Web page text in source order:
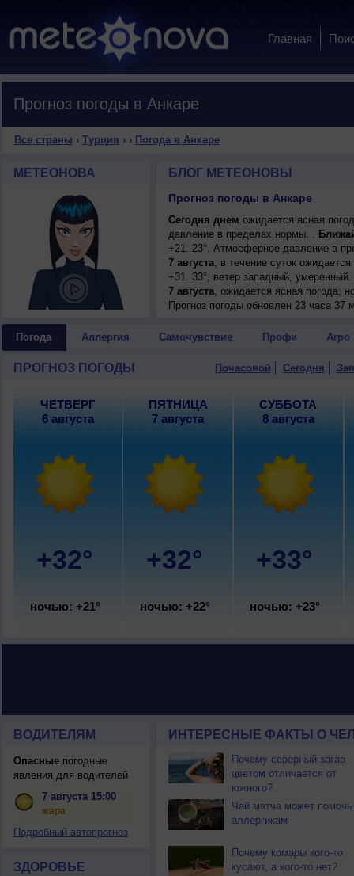
Главная
Прогноз погоды в Анкаре
Все страны › Турция › › Погода в Анкаре
МЕТЕОНОВА БЛОГ МЕТЕОНОВЫ
Прогноз погоды в Анкаре
Сегодня днем ожидается ясная
давление в пределах нормы. .
+21..23°. Атмосферное давление в
7 августа, в течение суток
+31..33°, ветер западный, умеренный.
7 августа, ожидается ясная погода;
западный, умеренный.
+32..34°, ветер западный, умеренный.
восточный, умеренный.
Прогноз погоды обновлен 23 часа 37
Погода Аллергия Самочувствие Профи Агро
ПРОГНОЗ ПОГОДЫ Почасовой Сегодня
ЧЕТВЕРГ
6 августа
+32°
ночью: +21°
ПЯТНИЦА
7 августа
+32°
ночью: +22°
СУББОТА
8 августа
+33°
ночью: +23°
ВОДИТЕЛЯМ
Опасныепогодные
явления для водителей
7 августа 15:00
жара
Подробный автопрогноз
ЗДОРОВЬЕ
ИНТЕРЕСНЫЕ ФАКТЫ О
Почему северный загар
цветом отличается от
южного?
Чай матча может помочь
аллергикам
Почему комары кого-то
кусают, а кого-то нет?